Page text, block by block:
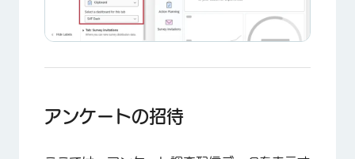
アンケートの招待